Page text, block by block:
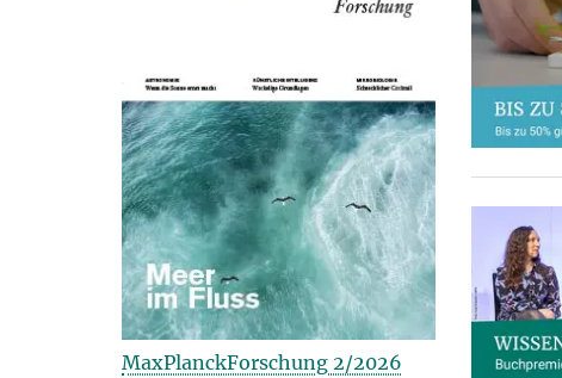
MaxPlanckForschung 2/2026